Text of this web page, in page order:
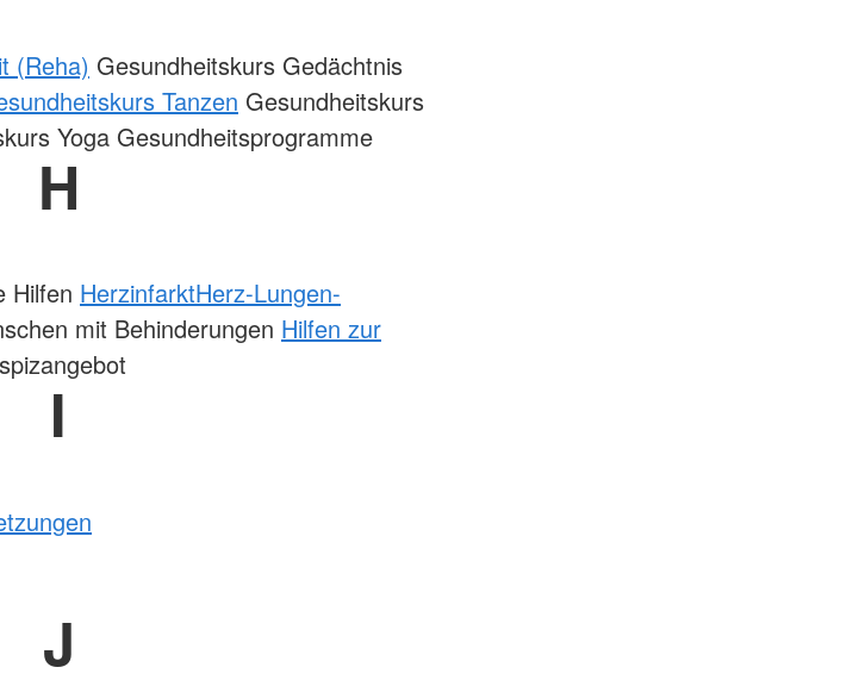
(Reha) Gesundheitskurs Gedächtnis
Tanzen Gesundheitskurs
Yoga Gesundheitsprogramme
H
Hilfen HerzinfarktHerz-Lungen-
mit Behinderungen Hilfen zur
I
J